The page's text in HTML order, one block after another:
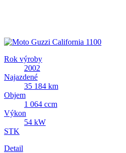
Rok výroby
2002
Najazdené
35 184 km
Objem
1 064 ccm
Výkon
54 kW
STK
Detail